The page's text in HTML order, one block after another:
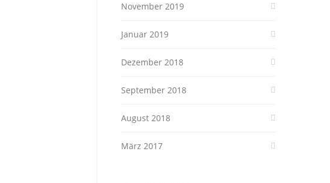
November 2019
Januar 2019
Dezember 2018
September 2018
August 2018
März 2017